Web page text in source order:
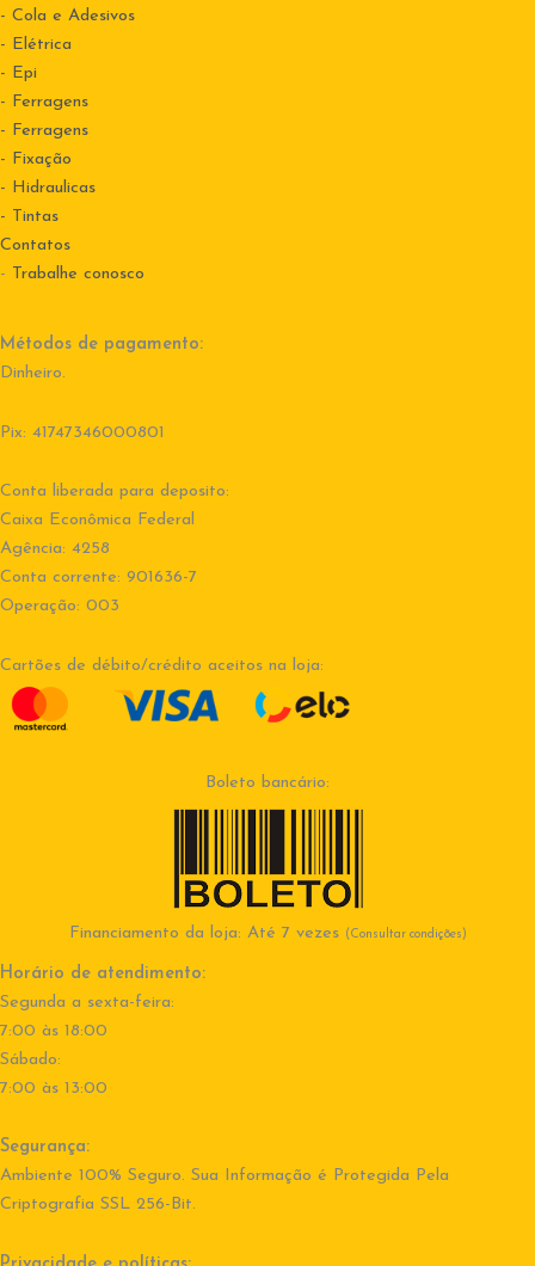
- Cola e Adesivos
- Elétrica
- Epi
- Ferragens
- Ferragens
- Fixação
- Hidraulicas
- Tintas
Contatos
- Trabalhe conosco
Métodos de pagamento:
Dinheiro.
Pix: 41747346000801
Conta liberada para deposito:
Caixa Econômica Federal
Agência: 4258
Conta corrente: 901636-7
Operação: 003
Cartões de débito/crédito aceitos na loja:
Boleto bancário:
Financiamento da loja: Até 7 vezes (Consultar condições)
Horário de atendimento:
Segunda a sexta-feira:
7:00 às 18:00
Sábado:
7:00 às 13:00
Segurança:
Ambiente 100% Seguro. Sua Informação é Protegida Pela
Criptografia SSL 256-Bit.